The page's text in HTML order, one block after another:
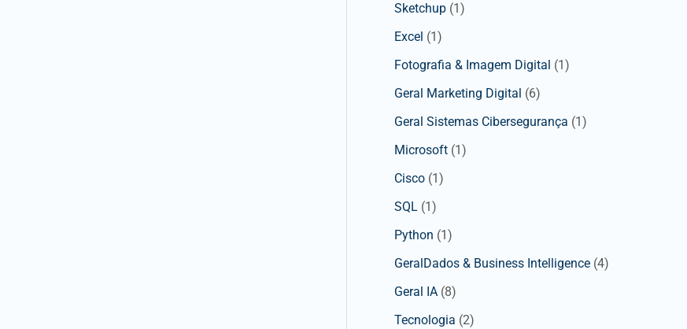
Sketchup (1)
Excel (1)
Fotografia & Imagem Digital (1)
Geral Marketing Digital (6)
Geral Sistemas Cibersegurança (1)
Microsoft (1)
Cisco (1)
SQL (1)
Python (1)
GeralDados & Business Intelligence (4)
Geral IA (8)
Tecnologia (2)